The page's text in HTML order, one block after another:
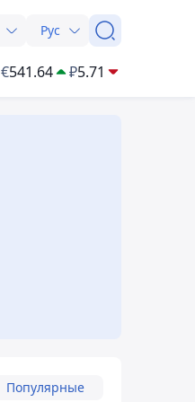
Рус
€541.64 ₽5.71
Популярные